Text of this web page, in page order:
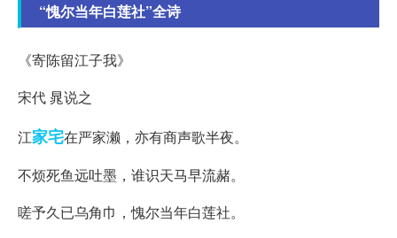
“愧尔当年白莲社”全诗
《寄陈留江子我》
宋代 晁说之
江家宅在严家濑，亦有商声歌半夜。
不烦死鱼远吐墨，谁识天马早流赭。
嗟予久已乌角巾，愧尔当年白莲社。